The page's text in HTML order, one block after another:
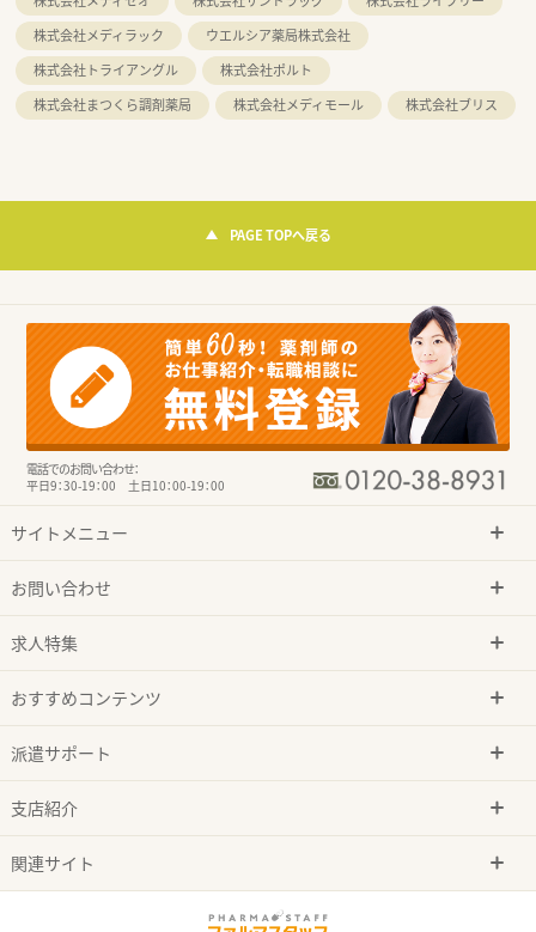
株式会社メディラック
ウエルシア薬局株式会社
株式会社トライアングル
株式会社ポルト
株式会社まつくら調剤薬局
株式会社メディモール 株式会社ブリス
PAGE TOPへ戻る
電話でのお問い合わせ：
平日9：30-19：00 土日10：00-19：00
サイトメニュー
お問い合わせ
求人特集
おすすめコンテンツ
派遣サポート
支店紹介
関連サイト